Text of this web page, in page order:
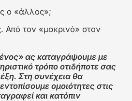
ο «άλλος»;
τον «μακρινό» στον
ας καταγράψουμε με
τρόπο οτιδήποτε σας
Στη συνέχεια θα
ομοιότητες στις
και κατόπιν